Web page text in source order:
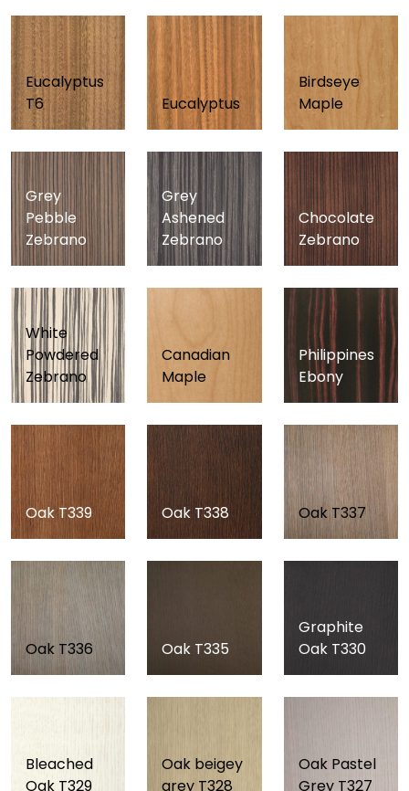
Eucalyptus
T6
Eucalyptus
Birdseye
Maple
Grey
Pebble
Zebrano
Grey
Ashened
Zebrano
Chocolate
Zebrano
White
Powdered
Zebrano
Canadian
Maple
Philippines
Ebony
Oak T339 Oak T338 Oak T337
Oak T336 Oak T335
Graphite
Oak T330
Bleached
Oak T329
Oak beigey
grey T328
Oak Pastel
Grey T327